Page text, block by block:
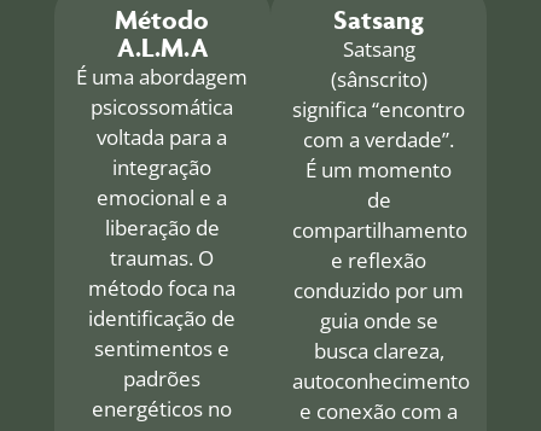
Método
A.L.M.A
É uma abordagem
psicossomática
voltada para a
integração
emocional e a
liberação de
traumas. O
método foca na
identificação de
sentimentos e
padrões
energéticos no
Satsang
Satsang
(sânscrito)
significa “encontro
com a verdade”.
É um momento
de
compartilhamento
e reflexão
conduzido por um
guia onde se
busca clareza,
autoconhecimento
e conexão com a